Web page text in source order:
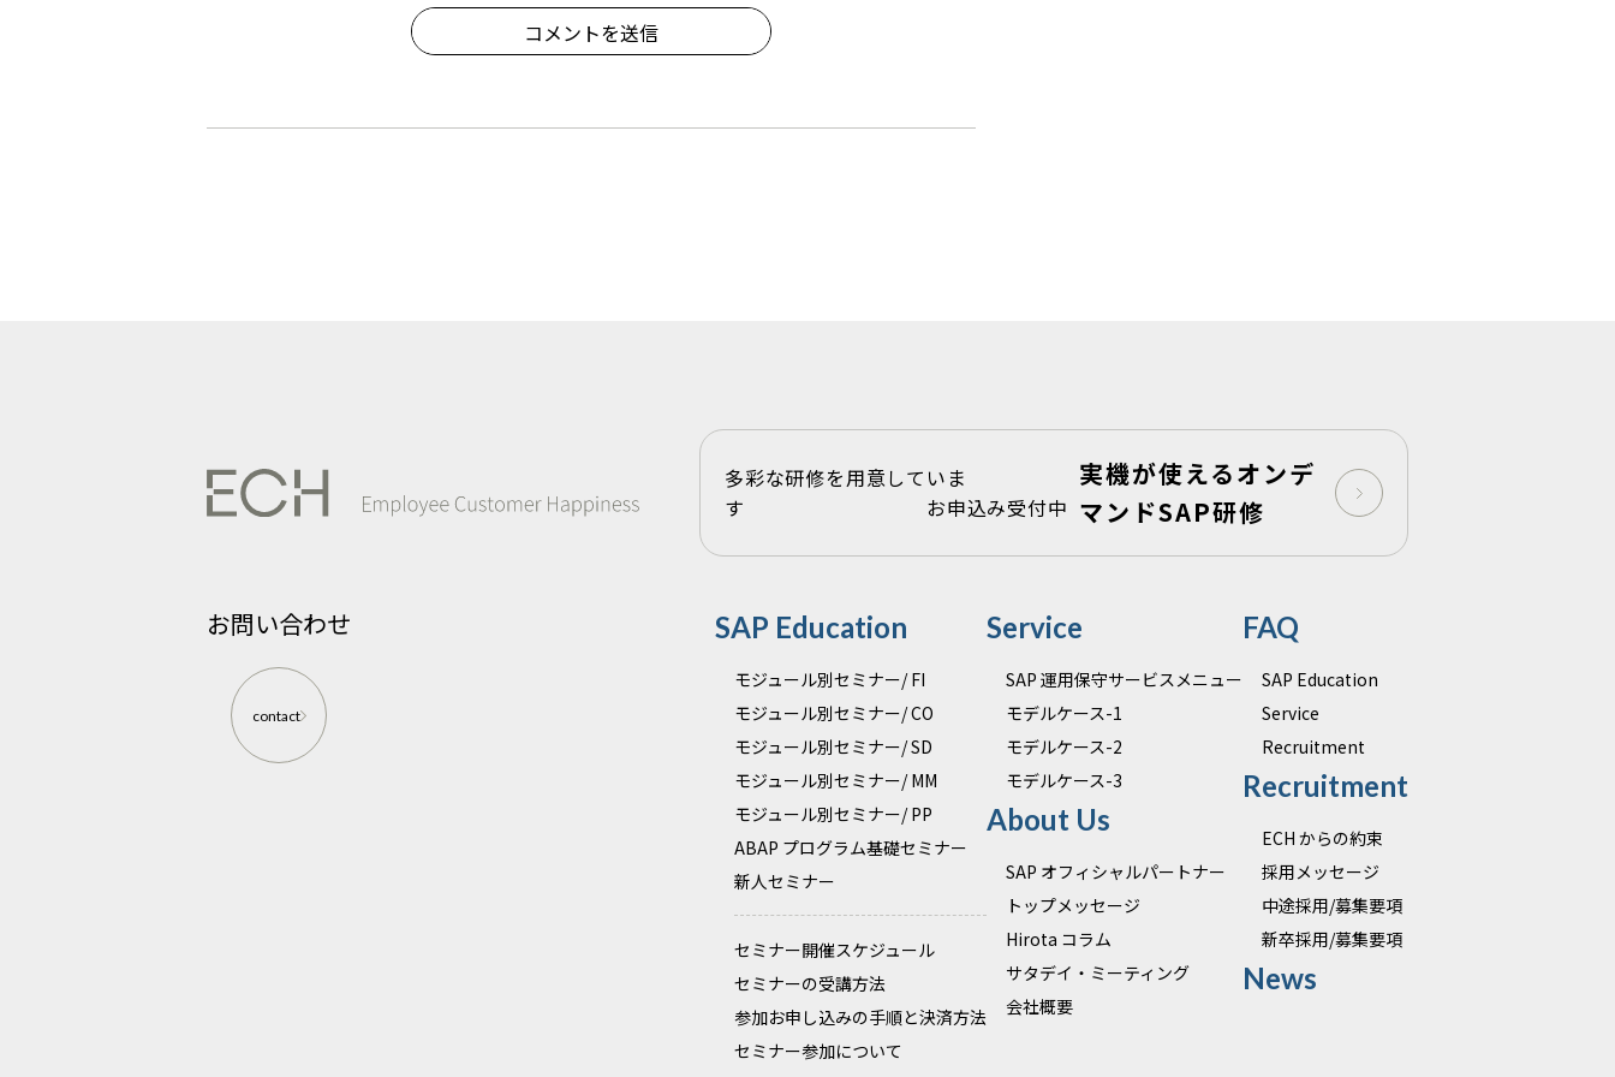
コメントを送信
多彩な研修を用意していま
す お申込み受付中
実機が使えるオンデ
マンドSAP研修
お問い合わせ
contact
SAP Education
モジュール別セミナー/ FI
モジュール別セミナー/ CO
モジュール別セミナー/ SD
モジュール別セミナー/ MM
モジュール別セミナー/ PP
ABAP プログラム基礎セミナー
新人セミナー
セミナー開催スケジュール
セミナーの受講方法
参加お申し込みの手順と決済方法
セミナー参加について
Service
SAP 運用保守サービスメニュー
モデルケース-1
モデルケース-2
モデルケース-3
About Us
SAP オフィシャルパートナー
トップメッセージ
Hirota コラム
サタデイ・ミーティング
会社概要
FAQ
SAP Education
Service
Recruitment
Recruitment
ECH からの約束
採用メッセージ
中途採用/募集要項
新卒採用/募集要項
News